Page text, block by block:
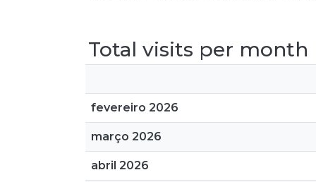
Total visits per month
fevereiro 2026
março 2026
abril 2026